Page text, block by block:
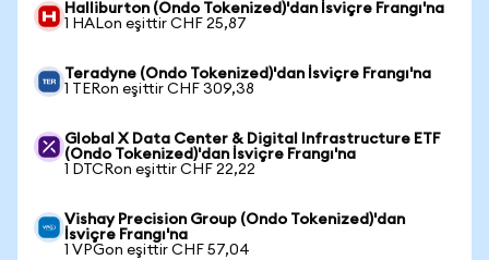
Halliburton (Ondo Tokenized)'dan İsviçre Frangı'na
1 HALon eşittir CHF 25,87
Teradyne (Ondo Tokenized)'dan İsviçre Frangı'na
1 TERon eşittir CHF 309,38
Global X Data Center & Digital Infrastructure ETF
(Ondo Tokenized)'dan İsviçre Frangı'na
1 DTCRon eşittir CHF 22,22
Vishay Precision Group (Ondo Tokenized)'dan
İsviçre Frangı'na
1 VPGon eşittir CHF 57,04